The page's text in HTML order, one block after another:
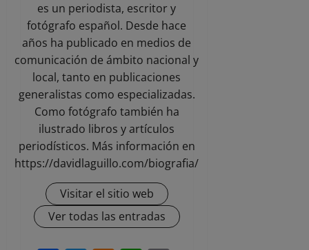
es un periodista, escritor y
fotógrafo español. Desde hace
años ha publicado en medios de
comunicación de ámbito nacional y
local, tanto en publicaciones
generalistas como especializadas.
Como fotógrafo también ha
ilustrado libros y artículos
periodísticos. Más información en
https://davidlaguillo.com/biografia/
Visitar el sitio web
Ver todas las entradas